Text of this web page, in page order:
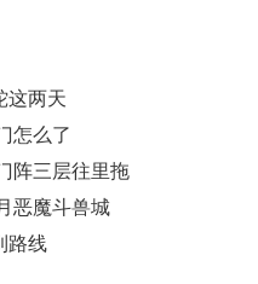
这两天
怎么了
阵三层往里拖
恶魔斗兽城
路线